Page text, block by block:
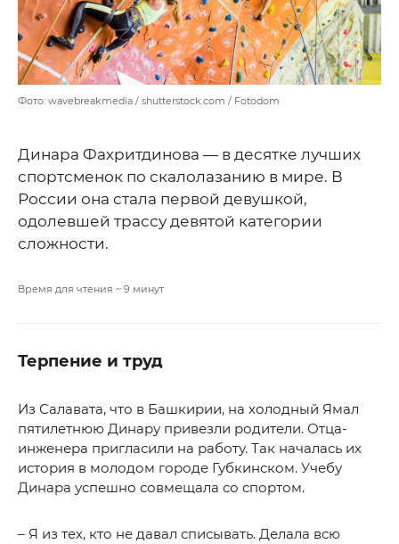
Фото: wavebreakmedia / shutterstock.com / Fotodom
Динара Фахритдинова — в десятке лучших
спортсменок по скалолазанию в мире. В
России она стала первой девушкой,
одолевшей трассу девятой категории
сложности.
Время для чтения ~ 9 минут
Терпение и труд
Из Салавата, что в Башкирии, на холодный Ямал
пятилетнюю Динару привезли родители. Отца-
инженера пригласили на работу. Так началась их
история в молодом городе Губкинском. Учебу
Динара успешно совмещала со спортом.
– Я из тех, кто не давал списывать. Делала всю